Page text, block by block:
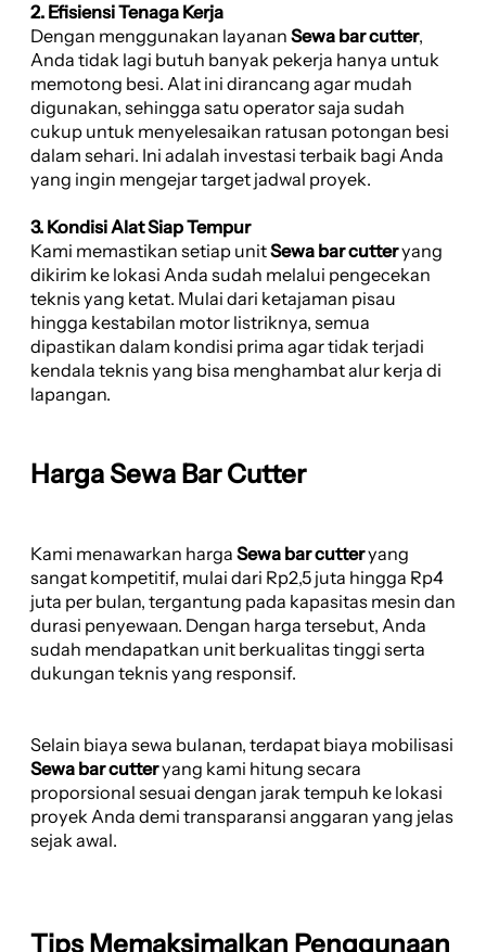
2. Efisiensi Tenaga Kerja
Dengan menggunakan layanan Sewa bar cutter,
Anda tidak lagi butuh banyak pekerja hanya untuk
memotong besi. Alat ini dirancang agar mudah
digunakan, sehingga satu operator saja sudah
cukup untuk menyelesaikan ratusan potongan besi
dalam sehari. Ini adalah investasi terbaik bagi Anda
yang ingin mengejar target jadwal proyek.
3. Kondisi Alat Siap Tempur
Kami memastikan setiap unitSewa bar cutteryang
dikirim ke lokasi Anda sudah melalui pengecekan
teknis yang ketat. Mulai dari ketajaman pisau
hingga kestabilan motor listriknya, semua
dipastikan dalam kondisi prima agar tidak terjadi
kendala teknis yang bisa menghambat alur kerja di
lapangan.
Harga Sewa Bar Cutter
Kami menawarkan harga Sewa bar cutteryang
sangat kompetitif, mulai dari Rp2,5 juta hingga Rp4
juta per bulan, tergantung pada kapasitas mesin dan
durasi penyewaan. Dengan harga tersebut, Anda
sudah mendapatkan unit berkualitas tinggi serta
dukungan teknis yang responsif.
Selain biaya sewa bulanan, terdapat biaya mobilisasi
Sewa bar cutteryang kami hitung secara
proporsional sesuai dengan jarak tempuh ke lokasi
proyek Anda demi transparansi anggaran yang jelas
sejak awal.
Tips Memaksimalkan Penggunaan